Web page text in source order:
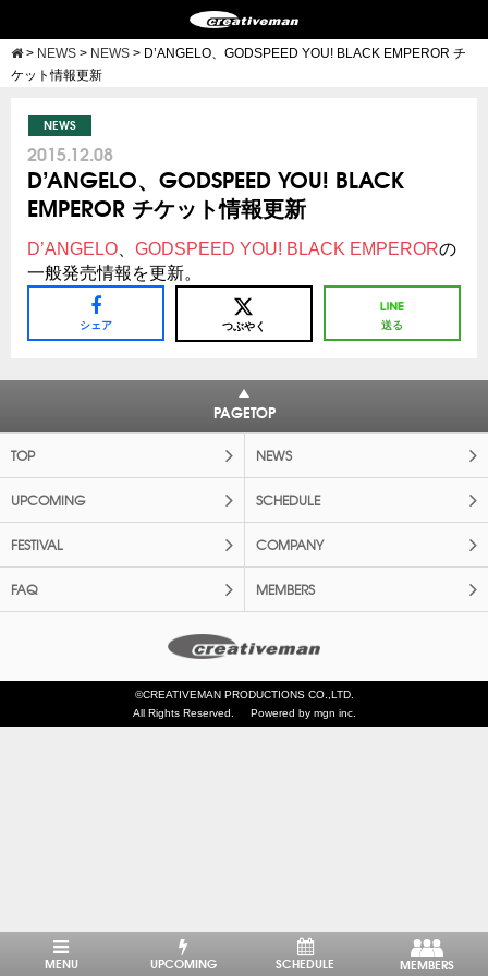
> NEWS > NEWS > D’ANGELO、GODSPEED YOU! BLACK EMPEROR チ
ケット情報更新
NEWS
2015.12.08
D’ANGELO、GODSPEED YOU! BLACK
EMPEROR チケット情報更新
D’ANGELO GODSPEED YOU! BLACK EMPERORの
一般発売情報を更新。
シェア つぶやく 送る
PAGETOP
TOP NEWS
UPCOMING SCHEDULE
FESTIVAL COMPANY
FAQ MEMBERS
©CREATIVEMAN PRODUCTIONS CO.,LTD.
All Rights Reserved.
Powered by mgn inc.
MENU UPCOMING SCHEDULE MEMBERS